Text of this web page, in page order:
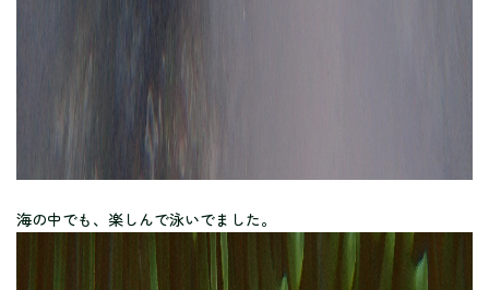
海の中でも、楽しんで泳いでました。